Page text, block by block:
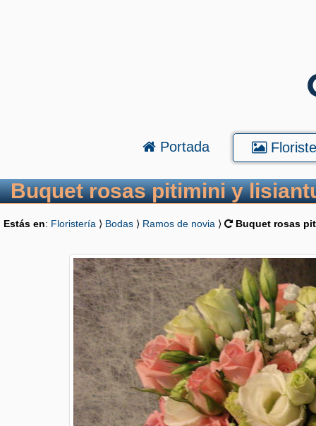
Portada
Buquet rosas pitimini y
Estás en: Floristería ⟩ Bodas ⟩ Ramos de novia ⟩ Buquet rosas